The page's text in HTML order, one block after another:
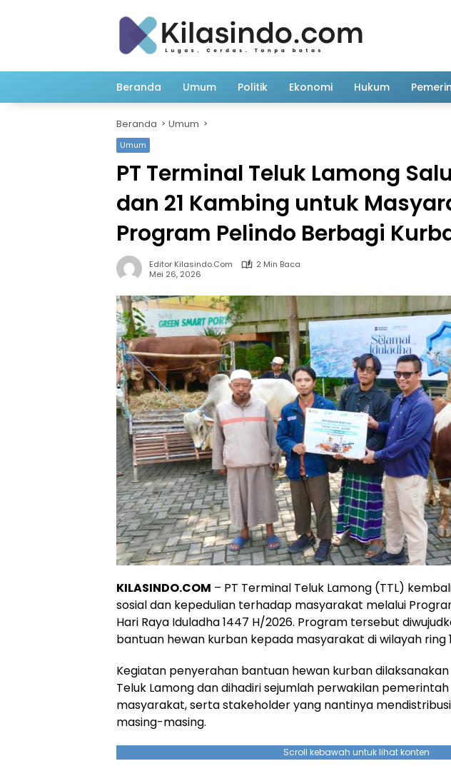
Beranda Umum Politik Ekonomi Hukum
Beranda Umum
Umum
PT Terminal Teluk Lamong
dan 21 Kambing untuk
Program Pelindo Berbagi
Editor Kilasindo.com
2 Min Baca
Mei 26, 2026
KILASINDO.COM – PT Terminal Teluk Lamong (TTL)
sosial dan kepedulian terhadap masyarakat melalui
Hari Raya Iduladha 1447 H/2026. Program tersebut
bantuan hewan kurban kepada masyarakat di wilayah ring
Kegiatan penyerahan bantuan hewan kurban
Teluk Lamong dan dihadiri sejumlah perwakilan
masyarakat, serta stakeholder yang nantinya
masing-masing.
Scroll kebawah untuk lihat konten